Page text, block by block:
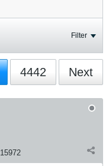
Filter
4442 Next
15972